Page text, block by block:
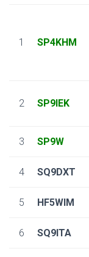
1 SP4KHM
2 SP9IEK
3 SP9W
4 SQ9DXT
5 HF5WIM
6 SQ9ITA